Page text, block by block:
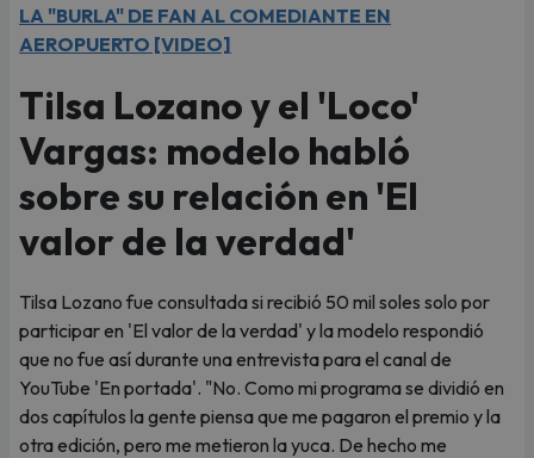
LA "BURLA" DE FAN AL COMEDIANTE EN
AEROPUERTO [VIDEO]
Tilsa Lozano y el 'Loco'
Vargas: modelo habló
sobre su relación en 'El
valor de la verdad'
Tilsa Lozano fue consultada si recibió 50 mil soles solo por
participar en 'El valor de la verdad' y la modelo respondió
que no fue así durante una entrevista para el canal de
YouTube 'En portada'. "No. Como mi programa se dividió en
dos capítulos la gente piensa que me pagaron el premio y la
otra edición, pero me metieron la yuca. De hecho me